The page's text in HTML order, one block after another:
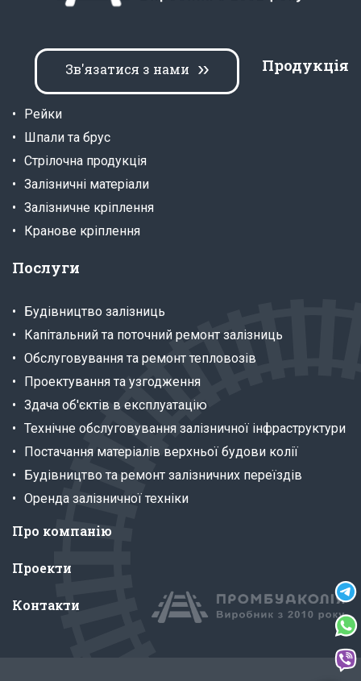
Послуги
Будівництво залізниць
Капітальний та поточний ремонт залізниць
Обслуговування та ремонт тепловозів
Проектування та узгодження
Здача об'єктів в експлуатацію
Технічне обслуговування залізничної інфраструктури
Постачання матеріалів верхньої будови колії
Будівництво та ремонт залізничних переїздів
Оренда залізничної техніки
Продукція
Рейки
Шпали та брус
Стрілочна продукція
Залізничні матеріали
Залізничне кріплення
Кранове кріплення
Зв'язатися з нами
Про компанію
Проекти
Контакти